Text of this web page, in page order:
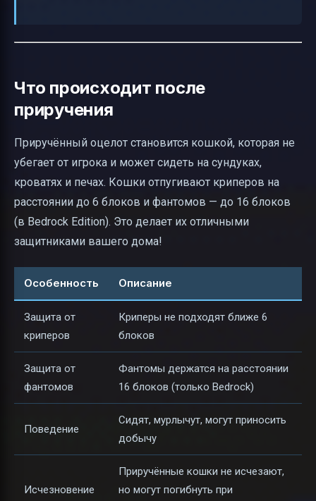
Что происходит после
приручения
Приручённый оцелот становится кошкой, которая не
убегает от игрока и может сидеть на сундуках,
кроватях и печах. Кошки отпугивают криперов на
расстоянии до 6 блоков и фантомов — до 16 блоков
(в Bedrock Edition). Это делает их отличными
защитниками вашего дома!
Особенность Описание
Защита от
криперов
Криперы не подходят ближе 6
блоков
Защита от
фантомов
Фантомы держатся на расстоянии
16 блоков (только Bedrock)
Поведение
Сидят, мурлычут, могут приносить
добычу
Исчезновение
Приручённые кошки не исчезают,
но могут погибнуть при